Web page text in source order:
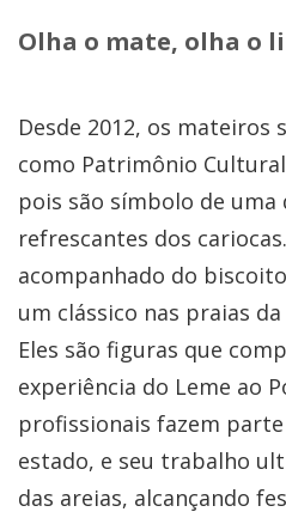
Olha o mate, olha o
Desde 2012, os mateiros
como Patrimônio
pois são símbolo de uma
refrescantes dos
acompanhado do
um clássico nas praias
Eles são figuras que
experiência do Leme ao
profissionais fazem
estado, e seu trabalho
das areias, alcançando